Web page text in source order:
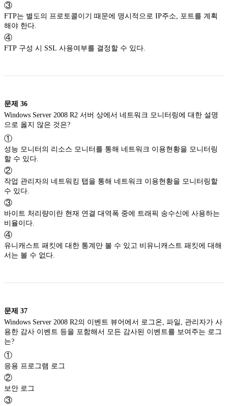
③
FTP는 별도의 프로토콜이기 때문에 명시적으로 IP주소, 포트를 계획
해야 한다.
④
FTP 구성 시 SSL 사용여부를 결정할 수 있다.
문제 36
Windows Server 2008 R2 서버 상에서 네트워크 모니터링에 대한 설명
①
성능 모니터의 리소스 모니터를 통해 네트워크 이용현황을 모니터링
할 수 있다.
②
작업 관리자의 네트워킹 탭을 통해 네트워크 이용현황을 모니터링할
수 있다.
③
바이트 처리량이란 현재 연결 대역폭 중에 트래픽 송수신에 사용하는
비율이다.
④
유니캐스트 패킷에 대한 통계만 볼 수 있고 비유니캐스트 패킷에 대해
서는 볼 수 없다.
문제 37
Windows Server 2008 R2의 이벤트 뷰어에서 로그온, 파일, 관리자가 사
용한 감사 이벤트 등을 포함해서 모든 감사된 이벤트를 보여주는 로그
①
응용 프로그램 로그
②
보안 로그
③